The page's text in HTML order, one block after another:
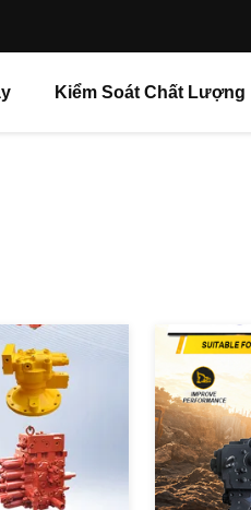
Kiểm Soát Chất Lượng